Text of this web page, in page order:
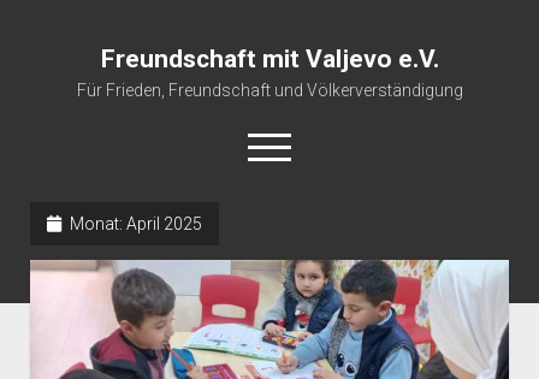
Freundschaft mit Valjevo e.V.
Für Frieden, Freundschaft und Völkerverständigung
open
menu
Veranstaltungskalender
Über uns
Impressum
Monat: April 2025